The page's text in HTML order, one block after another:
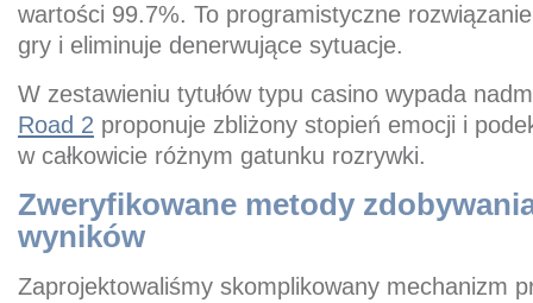
wartości 99.7%. To programistyczne
gry i eliminuje denerwujące sytuacje.
W zestawieniu tytułów typu casino wypada
Road 2 proponuje zbliżony stopień emocji i
w całkowicie różnym gatunku rozrywki.
Zweryfikowane metody
wyników
Zaprojektowaliśmy skomplikowany mechanizm